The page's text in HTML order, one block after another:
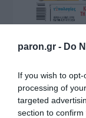
paron.gr - Do
If you wish to
processing of
targeted
section to